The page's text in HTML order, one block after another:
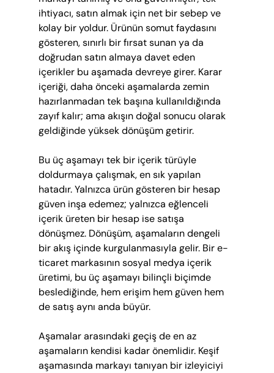
ihtiyacı, satın almak için net bir sebep ve
kolay bir yoldur. Ürünün somut faydasını
gösteren, sınırlı bir fırsat sunan ya da
doğrudan satın almaya davet eden
içerikler bu aşamada devreye girer. Karar
içeriği, daha önceki aşamalarda zemin
hazırlanmadan tek başına kullanıldığında
zayıf kalır; ama akışın doğal sonucu olarak
geldiğinde yüksek dönüşüm getirir.
Bu üç aşamayı tek bir içerik türüyle
doldurmaya çalışmak, en sık yapılan
hatadır. Yalnızca ürün gösteren bir hesap
güven inşa edemez; yalnızca eğlenceli
içerik üreten bir hesap ise satışa
dönüşmez. Dönüşüm, aşamaların dengeli
bir akış içinde kurgulanmasıyla gelir. Bir e-
ticaret markasının sosyal medya içerik
üretimi, bu üç aşamayı bilinçli biçimde
beslediğinde, hem erişim hem güven hem
de satış aynı anda büyür.
Aşamalar arasındaki geçiş de en az
aşamaların kendisi kadar önemlidir. Keşif
aşamasında markayı tanıyan bir izleyiciyi